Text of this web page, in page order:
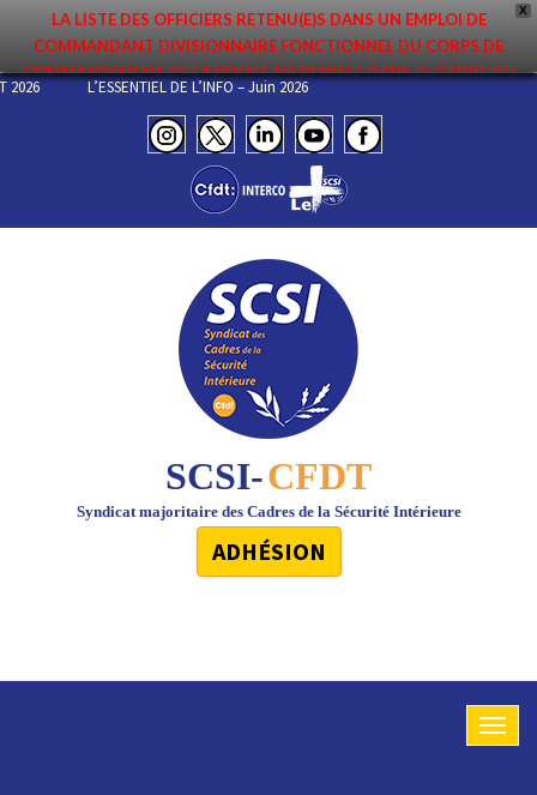
X
LA LISTE DES OFFICIERS RETENU(E)S DANS UN EMPLOI DE
COMMANDANT DIVISIONNAIRE FONCTIONNEL DU CORPS DE
COMMANDEMENT DE LA POLICE NATIONALE DANS LE CADRE DU
PREMIER MOUVEMENT 2026 A ÉTÉ DIFFUSÉE. ELLE EST DISPONIBLE EN
PAGES PROTÉGÉES DU SITE. FÉLICITATIONS AUX NOMMÉ(E)S !
2026 L’ESSENTIEL DE L’INFO – Juin 2026
SCSI-CFDT
Syndicat majoritaire des Cadres de la Sécurité Intérieure
ADHÉSION